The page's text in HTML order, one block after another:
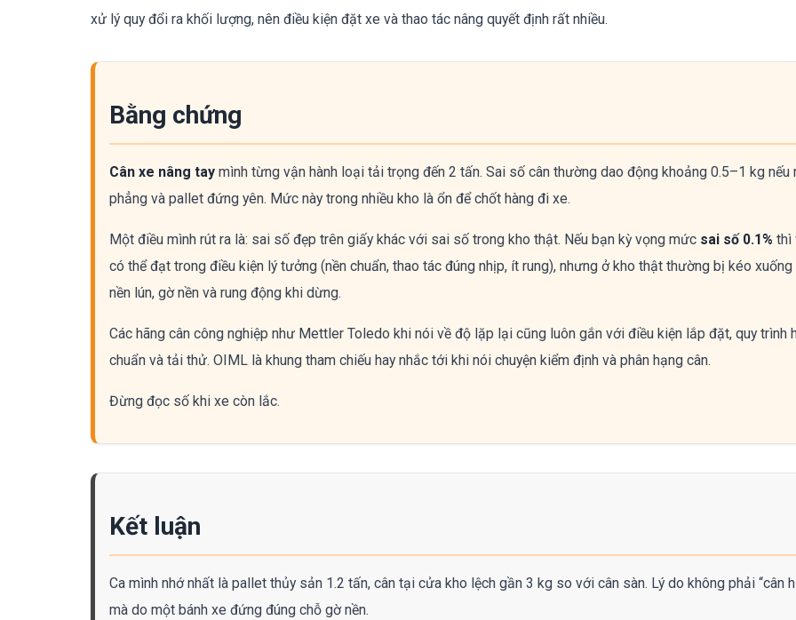
xử lý quy đổi ra khối lượng, nên điều kiện đặt xe và thao tác nâng quyết định rất nhiều.
Bằng chứng
Cân xe nâng tay mình từng vận hành loại tải trọng đến 2 tấn. Sai số cân thường dao động khoảng 0.5–1 kg nếu
phẳng và pallet đứng yên. Mức này trong nhiều kho là ổn để chốt hàng đi xe.
Một điều mình rút ra là: sai số đẹp trên giấy khác với sai số trong kho thật. Nếu bạn kỳ vọng mức sai số 0.1% thì
có thể đạt trong điều kiện lý tưởng (nền chuẩn, thao tác đúng nhịp, ít rung), nhưng ở kho thật thường bị kéo
nền lún, gờ nền và rung động khi dừng.
Các hãng cân công nghiệp như Mettler Toledo khi nói về độ lặp lại cũng luôn gắn với điều kiện lắp đặt, quy trình
chuẩn và tải thử. OIML là khung tham chiếu hay nhắc tới khi nói chuyện kiểm định và phân hạng cân.
Đừng đọc số khi xe còn lắc.
Kết luận
Ca mình nhớ nhất là pallet thủy sản 1.2 tấn, cân tại cửa kho lệch gần 3 kg so với cân sàn. Lý do không phải “cân
mà do một bánh xe đứng đúng chỗ gờ nền.